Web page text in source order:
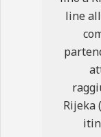
line
Rijeka